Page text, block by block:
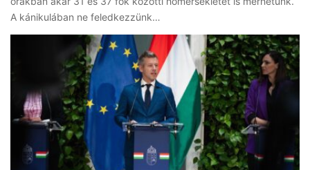
A kánikulában ne feledkezzünk…